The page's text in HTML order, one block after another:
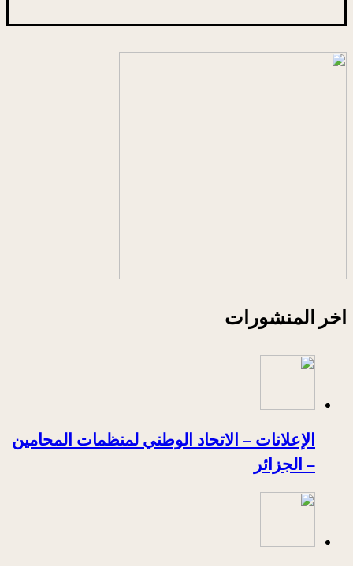
اخر المنشورات
الإعلانات – الاتحاد الوطني لمنظمات المحامين
– الجزائر